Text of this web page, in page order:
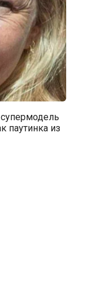
паутинка из